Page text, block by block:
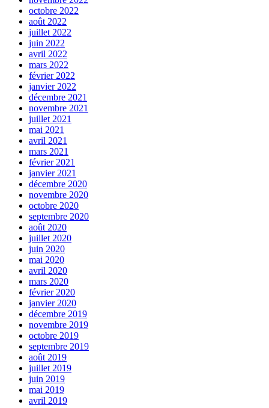
octobre 2022
août 2022
juillet 2022
juin 2022
avril 2022
mars 2022
février 2022
janvier 2022
décembre 2021
novembre 2021
juillet 2021
mai 2021
avril 2021
mars 2021
février 2021
janvier 2021
décembre 2020
novembre 2020
octobre 2020
septembre 2020
août 2020
juillet 2020
juin 2020
mai 2020
avril 2020
mars 2020
février 2020
janvier 2020
décembre 2019
novembre 2019
octobre 2019
septembre 2019
août 2019
juillet 2019
juin 2019
mai 2019
avril 2019